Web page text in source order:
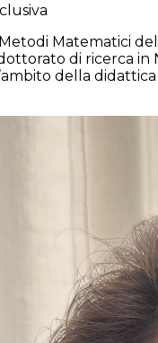
Matematici
di ricerca
della